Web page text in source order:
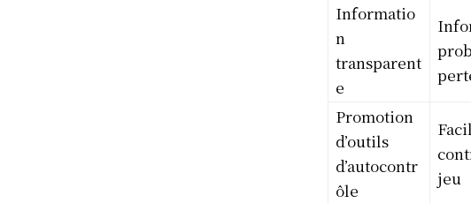
Informatio
n
transparent
e
Promotion
d’outils
d’autocontr
ôle
jeu